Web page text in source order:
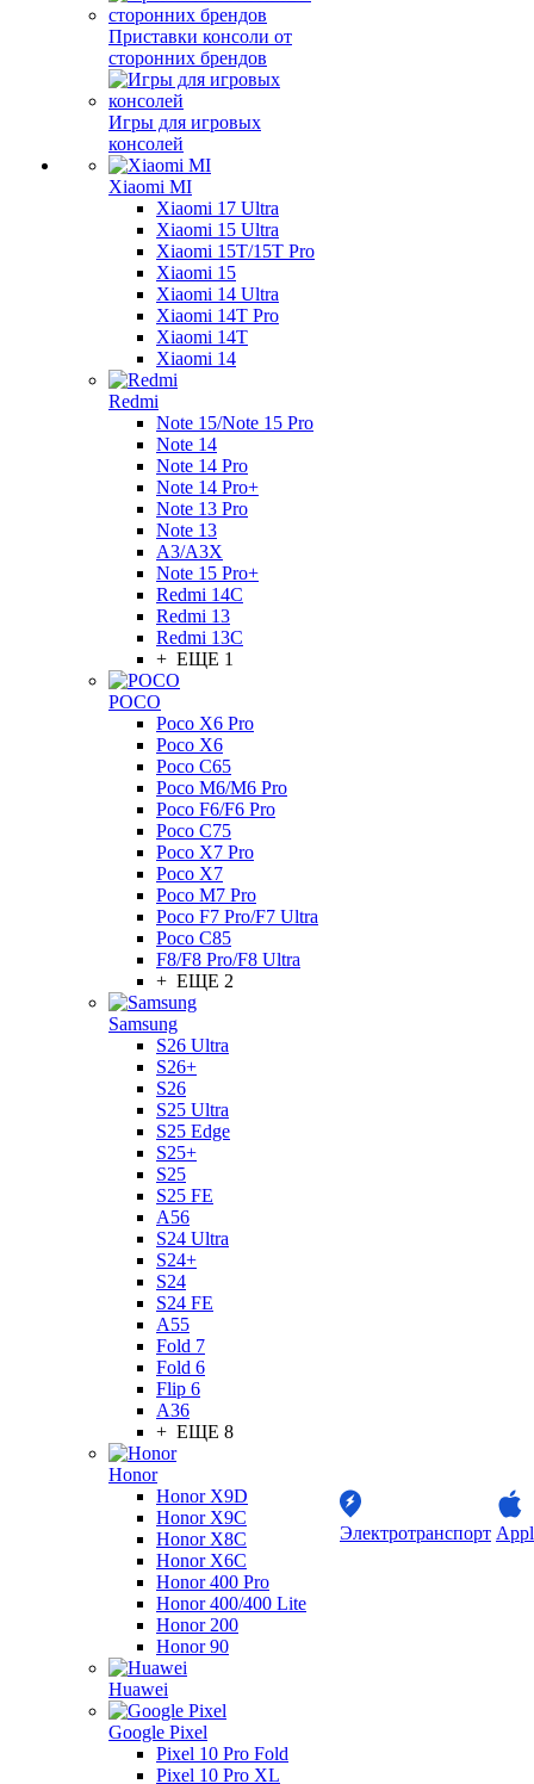
Приставки консоли от
сторонних брендов
Игры для игровых
консолей
Xiaomi MI
Xiaomi 17 Ultra
Xiaomi 15 Ultra
Xiaomi 15T/15T Pro
Xiaomi 15
Xiaomi 14 Ultra
Xiaomi 14T Pro
Xiaomi 14T
Xiaomi 14
Redmi
Note 15/Note 15 Pro
Note 14
Note 14 Pro
Note 14 Pro+
Note 13 Pro
Note 13
A3/A3X
Note 15 Pro+
Redmi 14C
Redmi 13
Redmi 13C
+ ЕЩЕ 1
POCO
Poco X6 Pro
Poco X6
Poco C65
Poco M6/M6 Pro
Poco F6/F6 Pro
Poco C75
Poco X7 Pro
Poco X7
Poco M7 Pro
Poco F7 Pro/F7 Ultra
Poco C85
F8/F8 Pro/F8 Ultra
+ ЕЩЕ 2
Samsung
S26 Ultra
S26+
S26
S25 Ultra
S25 Edge
S25+
S25
S25 FE
A56
S24 Ultra
S24+
S24
S24 FE
A55
Fold 7
Fold 6
Flip 6
A36
+ ЕЩЕ 8
Honor
Honor X9D
Honor X9C
Honor X8C
Honor X6C
Honor 400 Pro
Honor 400/400 Lite
Honor 200
Honor 90
Huawei
Google Pixel
Pixel 10 Pro Fold
Pixel 10 Pro XL
Электротранспорт